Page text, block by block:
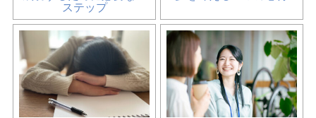
ステップ